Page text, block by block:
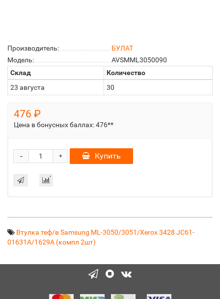
Производитель:
БУЛАТ
Модель:
AVSMML3050090
Склад
Количество
23 августа
30
476 ₽
Цена в бонусных баллах:476**
+
- Купить
Втулка теф/в Samsung ML-3050/3051/Xerox 3428 JC61-
01631A/1629A (компл 2шт)